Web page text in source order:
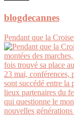
blogdecannes
Pendant que la